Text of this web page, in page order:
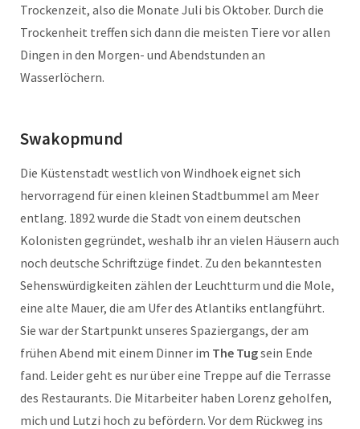
Trockenzeit, also die Monate Juli bis Oktober. Durch die
Trockenheit treffen sich dann die meisten Tiere vor allen
Dingen in den Morgen- und Abendstunden an
Wasserlöchern.
Swakopmund
Die Küstenstadt westlich von Windhoek eignet sich
hervorragend für einen kleinen Stadtbummel am Meer
entlang. 1892 wurde die Stadt von einem deutschen
Kolonisten gegründet, weshalb ihr an vielen Häusern auch
noch deutsche Schriftzüge findet. Zu den bekanntesten
Sehenswürdigkeiten zählen der Leuchtturm und die Mole,
eine alte Mauer, die am Ufer des Atlantiks entlangführt.
Sie war der Startpunkt unseres Spaziergangs, der am
frühen Abend mit einem Dinner im The Tugsein Ende
fand. Leider geht es nur über eine Treppe auf die Terrasse
des Restaurants. Die Mitarbeiter haben Lorenz geholfen,
mich und Lutzi hoch zu befördern. Vor dem Rückweg ins